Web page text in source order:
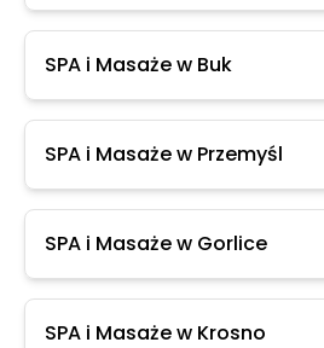
SPA i Masaże w Buk
SPA i Masaże w Przemyśl
SPA i Masaże w Gorlice
SPA i Masaże w Krosno